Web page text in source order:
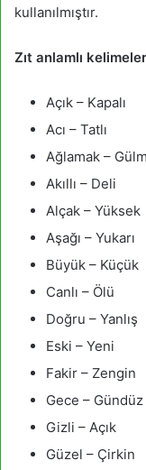
kullanılmıştır.
Zıt anlamlı
Açık – Kapalı
Acı – Tatlı
Ağlamak –
Akıllı – Deli
Alçak – Yüksek
Aşağı – Yukarı
Büyük – Küçük
Canlı – Ölü
Doğru – Yanlış
Eski – Yeni
Fakir – Zengin
Gece – Gündüz
Gizli – Açık
Güzel – Çirkin